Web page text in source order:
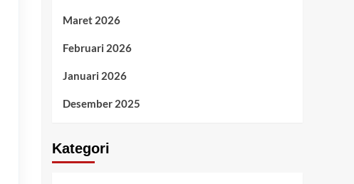
Maret 2026
Februari 2026
Januari 2026
Desember 2025
Kategori